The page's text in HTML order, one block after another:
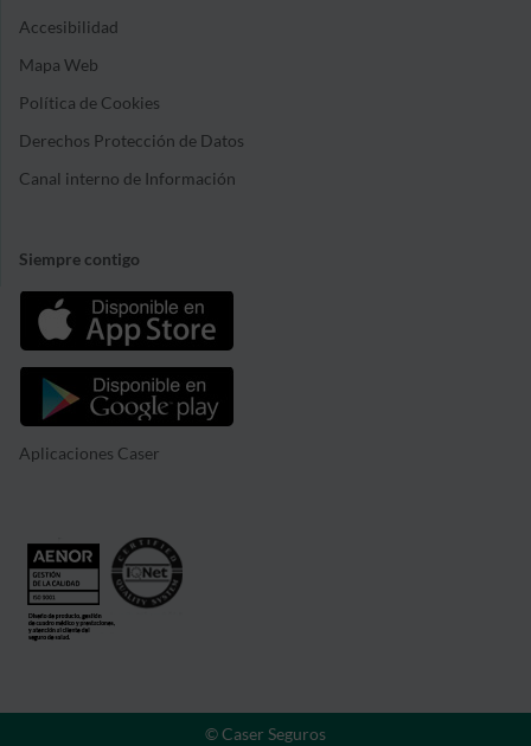
Accesibilidad
Mapa Web
Política de Cookies
Derechos Protección de Datos
Canal interno de Información
Siempre contigo
Aplicaciones Caser
© Caser Seguros